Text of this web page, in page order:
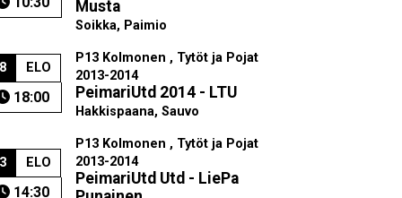
Musta
Soikka, Paimio
ELO
18:00
P13 Kolmonen , Tytöt ja Pojat
2013-2014
PeimariUtd 2014 - LTU
Hakkispaana, Sauvo
ELO
14:30
P13 Kolmonen , Tytöt ja Pojat
2013-2014
PeimariUtd Utd - LiePa